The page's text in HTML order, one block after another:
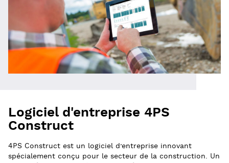
Logiciel d'entreprise 4PS
Construct
4PS Construct est un logiciel d’entreprise innovant
spécialement conçu pour le secteur de la construction. Un